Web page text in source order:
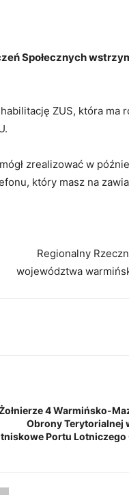
Społecznych
ZUS, która ma
zrealizować w
który masz na
Regionalny
województwa
4 Warmińsko-
Obrony Terytorialnej
Portu